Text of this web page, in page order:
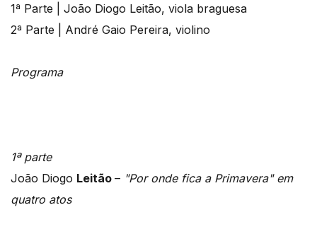
1ª Parte | João Diogo Leitão, viola braguesa
2ª Parte | André Gaio Pereira, violino
Programa
1ª parte
João Diogo Leitão – "Por onde fica a Primavera" em
quatro atos